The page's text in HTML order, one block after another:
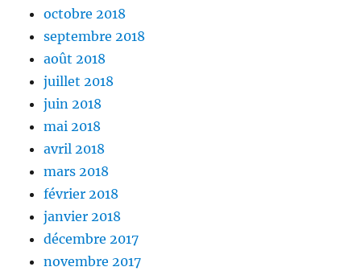
octobre 2018
septembre 2018
août 2018
juillet 2018
juin 2018
mai 2018
avril 2018
mars 2018
février 2018
janvier 2018
décembre 2017
novembre 2017